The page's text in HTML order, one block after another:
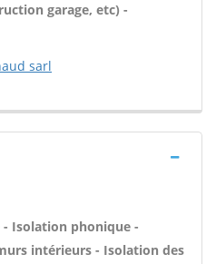
garage, etc) -
sarl
- Isolation phonique -
intérieurs - Isolation des